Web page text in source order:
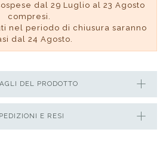
dal 29 Luglio al 23 Agosto
compresi.
nel periodo di chiusura saranno
dal 24 Agosto.
E RESI
DEL PRODOTTO